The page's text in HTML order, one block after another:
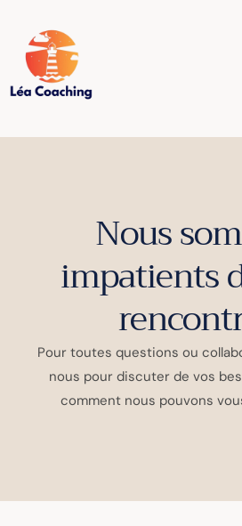
Nous
impatients
Pour toutes questions ou
nous pour discuter de vos
comment nous pouvons